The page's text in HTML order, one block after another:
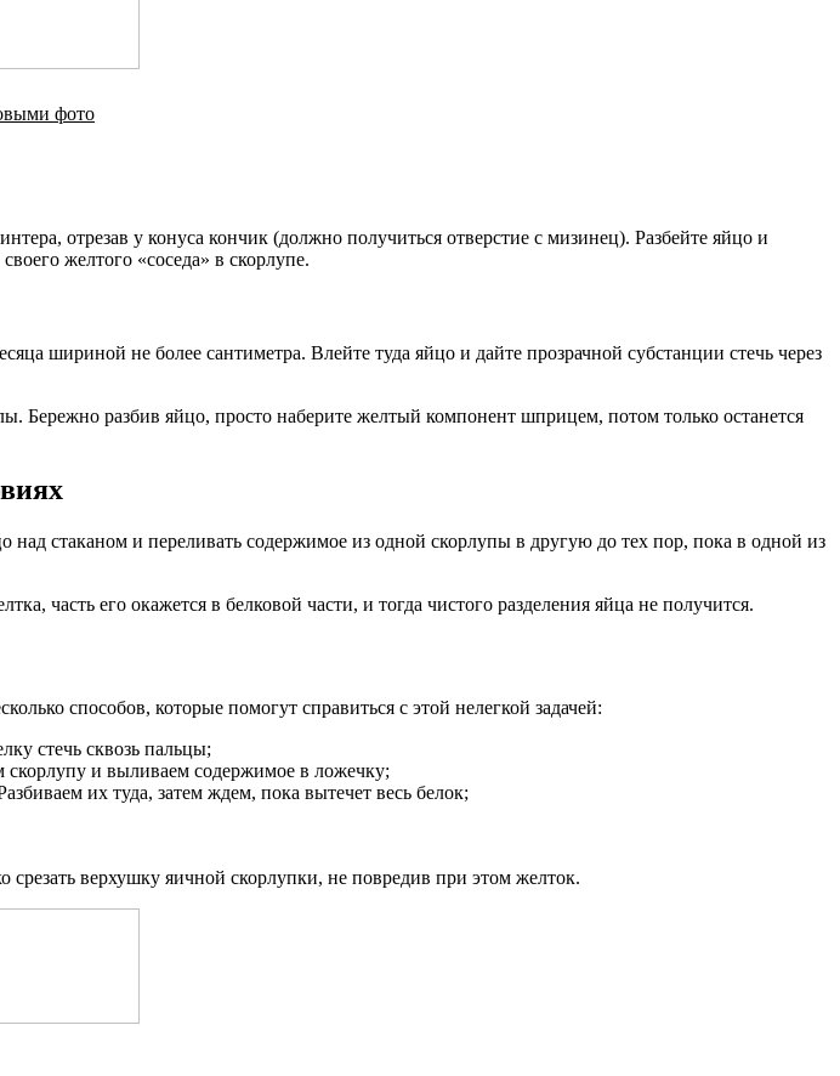
фото
отрезав у конуса кончик (должно получиться отверстие с мизинец). Разбейте яйцо и
желтого «соседа» в скорлупе.
шириной не более сантиметра. Влейте туда яйцо и дайте прозрачной субстанции стечь через
Бережно разбив яйцо, просто наберите желтый компонент шприцем, потом только останется
стаканом и переливать содержимое из одной скорлупы в другую до тех пор, пока в одной из
часть его окажется в белковой части, и тогда чистого разделения яйца не получится.
способов, которые помогут справиться с этой нелегкой задачей:
стечь сквозь пальцы;
и выливаем содержимое в ложечку;
их туда, затем ждем, пока вытечет весь белок;
верхушку яичной скорлупки, не повредив при этом желток.